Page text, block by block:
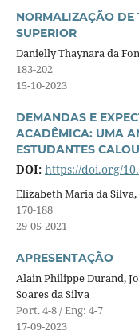
NORMALIZAÇÃO DE
SUPERIOR
Danielly Thaynara da
183-202
15-10-2023
DEMANDAS E
ACADÊMICA: UMA
ESTUDANTES
DOI: https://doi.org/
Elizabeth Maria da
170-188
29-05-2021
APRESENTAÇÃO
Alain Philippe Durand,
Soares da Silva
Port. 4-8 / Eng: 4-7
17-09-2023